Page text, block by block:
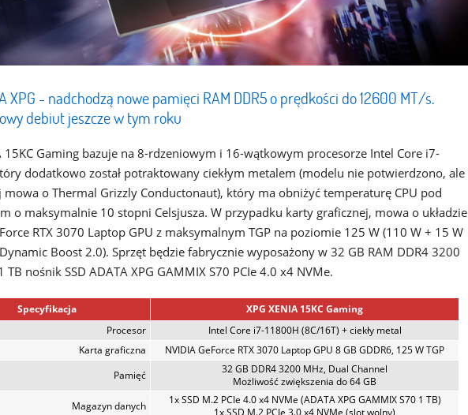
XPG - nadchodzą nowe pamięci RAM DDR5 o prędkości do 12600 MT/s.
debiut jeszcze w tym roku
15KC Gaming bazuje na 8-rdzeniowym i 16-wątkowym procesorze Intel Core i7-
dodatkowo został potraktowany ciekłym metalem (modelu nie potwierdzono, ale
mowa o Thermal Grizzly Conductonaut), który ma obniżyć temperaturę CPU pod
o maksymalnie 10 stopni Celsjusza. W przypadku karty graficznej, mowa o układzie
RTX 3070 Laptop GPU z maksymalnym TGP na poziomie 125 W (110 W + 15 W
Boost 2.0). Sprzęt będzie fabrycznie wyposażony w 32 GB RAM DDR4 3200
TB nośnik SSD ADATA XPG GAMMIX S70 PCIe 4.0 x4 NVMe.
Specyfikacja
XPG XENIA 15KC Gaming
Procesor
Intel Core i7-11800H (8C/16T) + ciekły metal
Karta graficzna
NVIDIA GeForce RTX 3070 Laptop GPU 8 GB GDDR6, 125 W TGP
Pamięć
32 GB DDR4 3200 MHz, Dual Channel
Możliwość zwiększenia do 64 GB
Magazyn danych
1x SSD M.2 PCIe 4.0 x4 NVMe (ADATA XPG GAMMIX S70 1 TB)
1x SSD M.2 PCIe 3.0 x4 NVMe (slot wolny)